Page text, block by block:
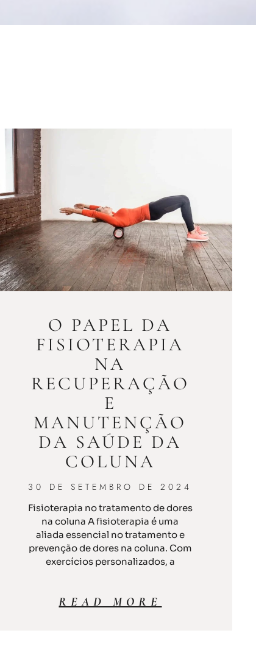
O PAPEL DA
FISIOTERAPIA
NA
RECUPERAÇÃO
E
MANUTENÇÃO
DA SAÚDE DA
COLUNA
30 DE SETEMBRO DE 2024
Fisioterapia no tratamento de dores
na coluna A fisioterapia é uma
aliada essencial no tratamento e
prevenção de dores na coluna. Com
exercícios personalizados, a
READ MORE